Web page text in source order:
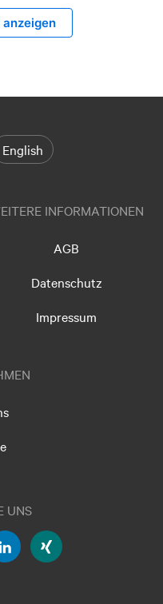
English
INFORMATIONEN
AGB
Datenschutz
Impressum
UNS